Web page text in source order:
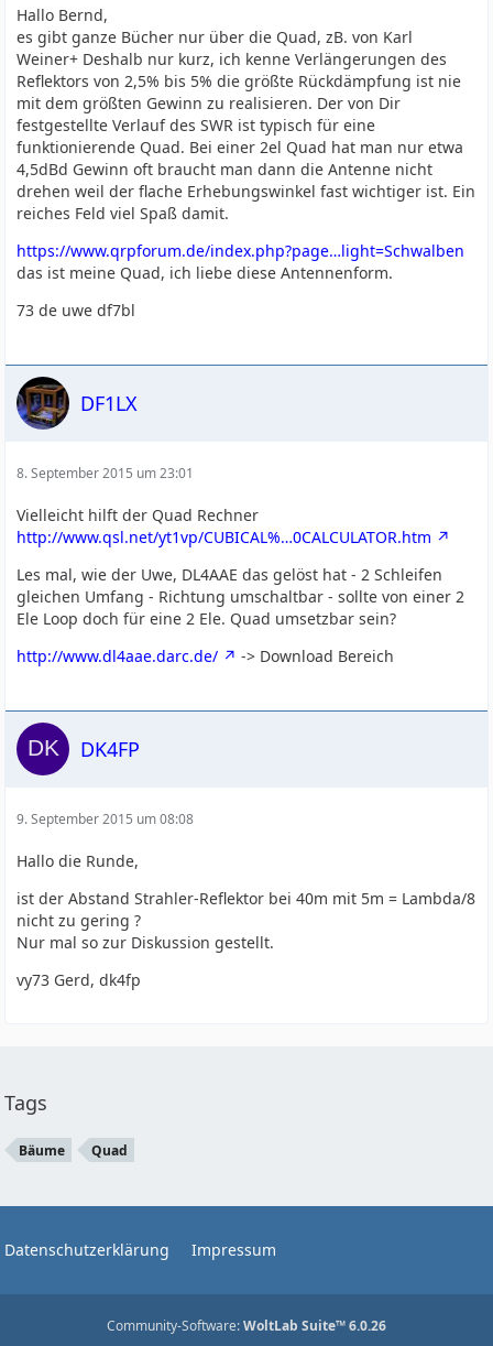
Hallo Bernd,
es gibt ganze Bücher nur über die Quad, zB. von Karl
Weiner+ Deshalb nur kurz, ich kenne Verlängerungen des
Reflektors von 2,5% bis 5% die größte Rückdämpfung ist nie
mit dem größten Gewinn zu realisieren. Der von Dir
festgestellte Verlauf des SWR ist typisch für eine
funktionierende Quad. Bei einer 2el Quad hat man nur etwa
4,5dBd Gewinn oft braucht man dann die Antenne nicht
drehen weil der flache Erhebungswinkel fast wichtiger ist. Ein
reiches Feld viel Spaß damit.
https://www.qrpforum.de/index.php?page…light=Schwalben
das ist meine Quad, ich liebe diese Antennenform.
73 de uwe df7bl
DF1LX
8. September 2015 um 23:01
Vielleicht hilft der Quad Rechner
http://www.qsl.net/yt1vp/CUBICAL%…0CALCULATOR.htm
Les mal, wie der Uwe, DL4AAE das gelöst hat - 2 Schleifen
gleichen Umfang - Richtung umschaltbar - sollte von einer 2
Ele Loop doch für eine 2 Ele. Quad umsetzbar sein?
http://www.dl4aae.darc.de/
-> Download Bereich
DK4FP
9. September 2015 um 08:08
Hallo die Runde,
ist der Abstand Strahler-Reflektor bei 40m mit 5m = Lambda/8
nicht zu gering ?
Nur mal so zur Diskussion gestellt.
vy73 Gerd, dk4fp
Tags
Bäume Quad
Datenschutzerklärung Impressum
Community-Software:WoltLab Suite™ 6.0.26